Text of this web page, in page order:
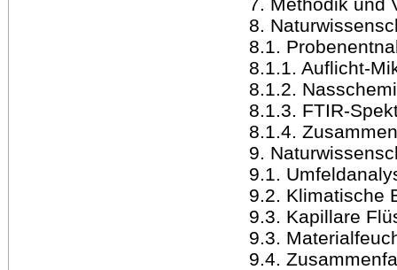
8.
8.1.
8.1.1. Auflicht-
8.1.2.
8.1.3. FTIR-
8.1.4.
9.
9.1.
9.2. Klimatische
9.3. Kapillare
9.3.
9.4.